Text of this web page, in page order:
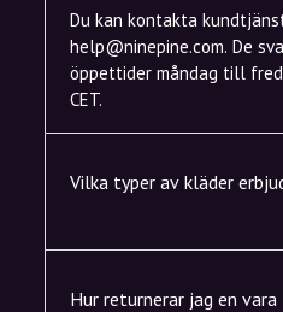
Du kan kontakta
help@ninepine.com. De
öppettider måndag till
CET.
Vilka typer av kläder
Hur returnerar jag en